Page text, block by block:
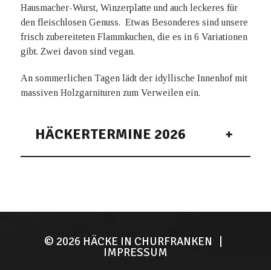
Hausmacher-Wurst, Winzerplatte und auch leckeres für
den fleischlosen Genuss. Etwas Besonderes sind unsere
frisch zubereiteten Flammkuchen, die es in 6 Variationen
gibt. Zwei davon sind vegan.
An sommerlichen Tagen lädt der idyllische Innenhof mit
massiven Holzgarnituren zum Verweilen ein.
HÄCKERTERMINE 2026
Freudenberger Str. 35 - täglich ab 11:30 h geöffnet
© 2026 HÄCKE IN CHURFRANKEN
IMPRESSUM